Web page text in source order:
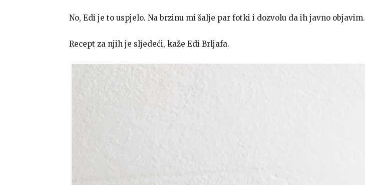
No, Edi je to uspjelo. Na brzinu mi šalje par fotki i dozvolu da ih javno objavim.
Recept za njih je sljedeći, kaže Edi Brljafa.